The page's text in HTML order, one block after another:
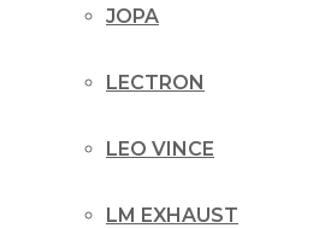
JOPA
LECTRON
LEO VINCE
LM EXHAUST